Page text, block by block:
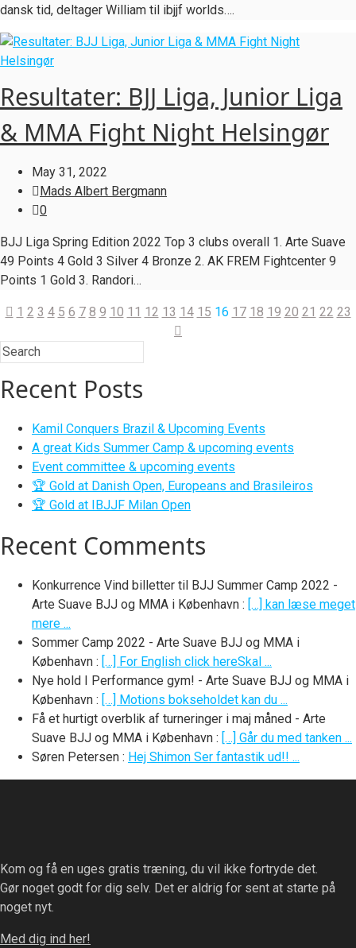
dansk tid, deltager William til ibjjf worlds….
Resultater: BJJ Liga, Junior Liga
& MMA Fight Night Helsingør
May 31, 2022
Mads Albert Bergmann
0
BJJ Liga Spring Edition 2022 Top 3 clubs overall 1. Arte Suave
49 Points 4 Gold 3 Silver 4 Bronze 2. AK FREM Fightcenter 9
Points 1 Gold 3. Randori…
1 2 3 4 5 6 7 8 9 10 11 12 13 14 15 16 17 18 19 20 21 22 23
Recent Posts
Kamil Conquers Brazil & Upcoming Events
A great Kids Summer Camp & upcoming events
Event committee & upcoming events
🏆 Gold at Danish Open, Europeans and Brasileiros
🏆 Gold at IBJJF Milan Open
Recent Comments
Konkurrence Vind billetter til BJJ Summer Camp 2022 -
Arte Suave BJJ og MMA i København : […] kan læse meget
mere ...
Sommer Camp 2022 - Arte Suave BJJ og MMA i
København : […] For English click hereSkal ...
Nye hold I Performance gym! - Arte Suave BJJ og MMA i
København : […] Motions bokseholdet kan du ...
Få et hurtigt overblik af turneringer i maj måned - Arte
Suave BJJ og MMA i København : […] Går du med tanken ...
Søren Petersen : Hej Shimon Ser fantastik ud!! ...
Kom og få en uges gratis træning, du vil ikke fortryde det.
Gør noget godt for dig selv. Det er aldrig for sent at starte på
noget nyt.
Med dig ind her!